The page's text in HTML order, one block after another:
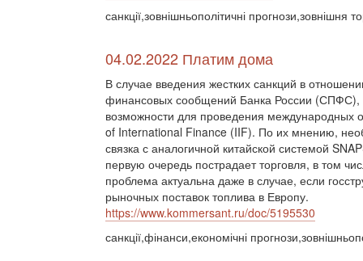
санкції,зовнішньополітичні прогнози,зовнішня
04.02.2022 Платим дома
В случае введения жестких санкций в
финансовых сообщений Банка России (СПФС),
возможности для проведения международных
of International Finance (IIF). По их мнению,
связка с аналогичной китайской системой
первую очередь пострадает торговля, в том
проблема актуальна даже в случае, если
рыночных поставок топлива в Европу.
https://www.kommersant.ru/doc/5195530
санкції,фінанси,економічні